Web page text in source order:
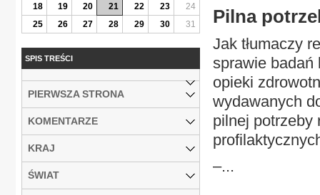
Pilna
Jak tłumaczy
sprawie badań
opieki
wydawanych
pilnej potrzeby
–...
18
19 20 21 22 23
24
25
26 27 28 29 30 31
SPIS TREŚCI
PIERWSZA STRONA
KOMENTARZE
KRAJ
ŚWIAT